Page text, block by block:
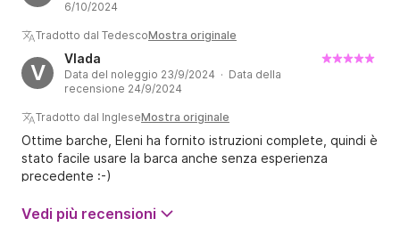
6/10/2024
Tradotto dal TedescoMostra originale
V
Vlada
Data del noleggio 23/9/2024 · Data della
recensione 24/9/2024
Tradotto dal IngleseMostra originale
Ottime barche, Eleni ha fornito istruzioni complete, quindi è
stato facile usare la barca anche senza esperienza
precedente :-)
Vedi più recensioni